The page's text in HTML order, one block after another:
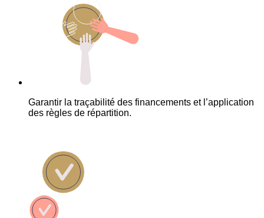
Garantir la traçabilité des financements et l’application
des règles de répartition.